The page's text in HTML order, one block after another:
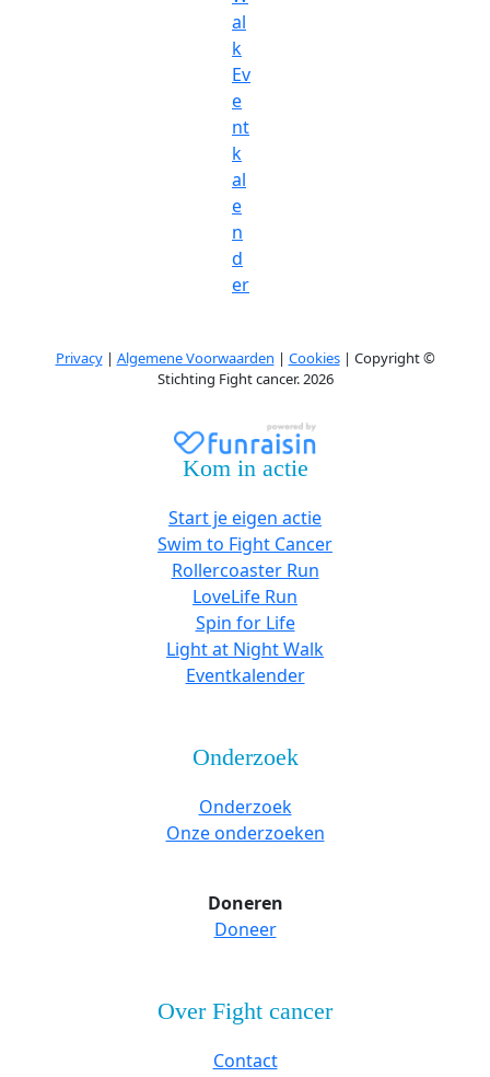
al
k
Ev
e
nt
k
al
e
n
d
er
Privacy| Algemene Voorwaarden | Cookies| Copyright ©
Stichting Fight cancer. 2026
Kom in actie
Start je eigen actie
Swim to Fight Cancer
Rollercoaster Run
LoveLife Run
Spin for Life
Light at Night Walk
Eventkalender
Onderzoek
Onderzoek
Onze onderzoeken
Doneren
Doneer
Over Fight cancer
Contact